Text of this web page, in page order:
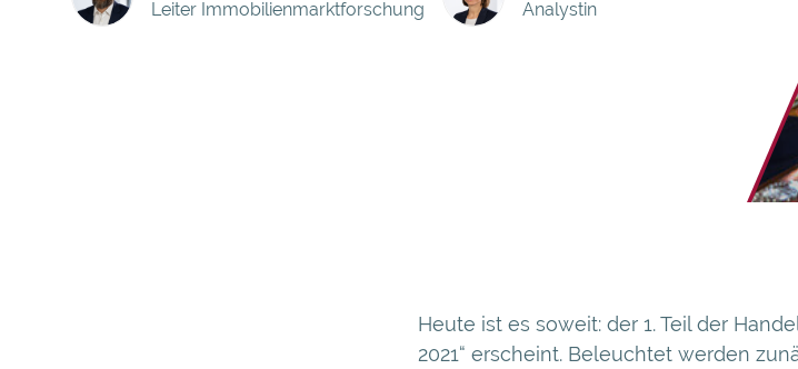
Leiter Immobilienmarktforschung Analystin
Heute ist es soweit: der 1. Teil der
2021“ erscheint. Beleuchtet werden